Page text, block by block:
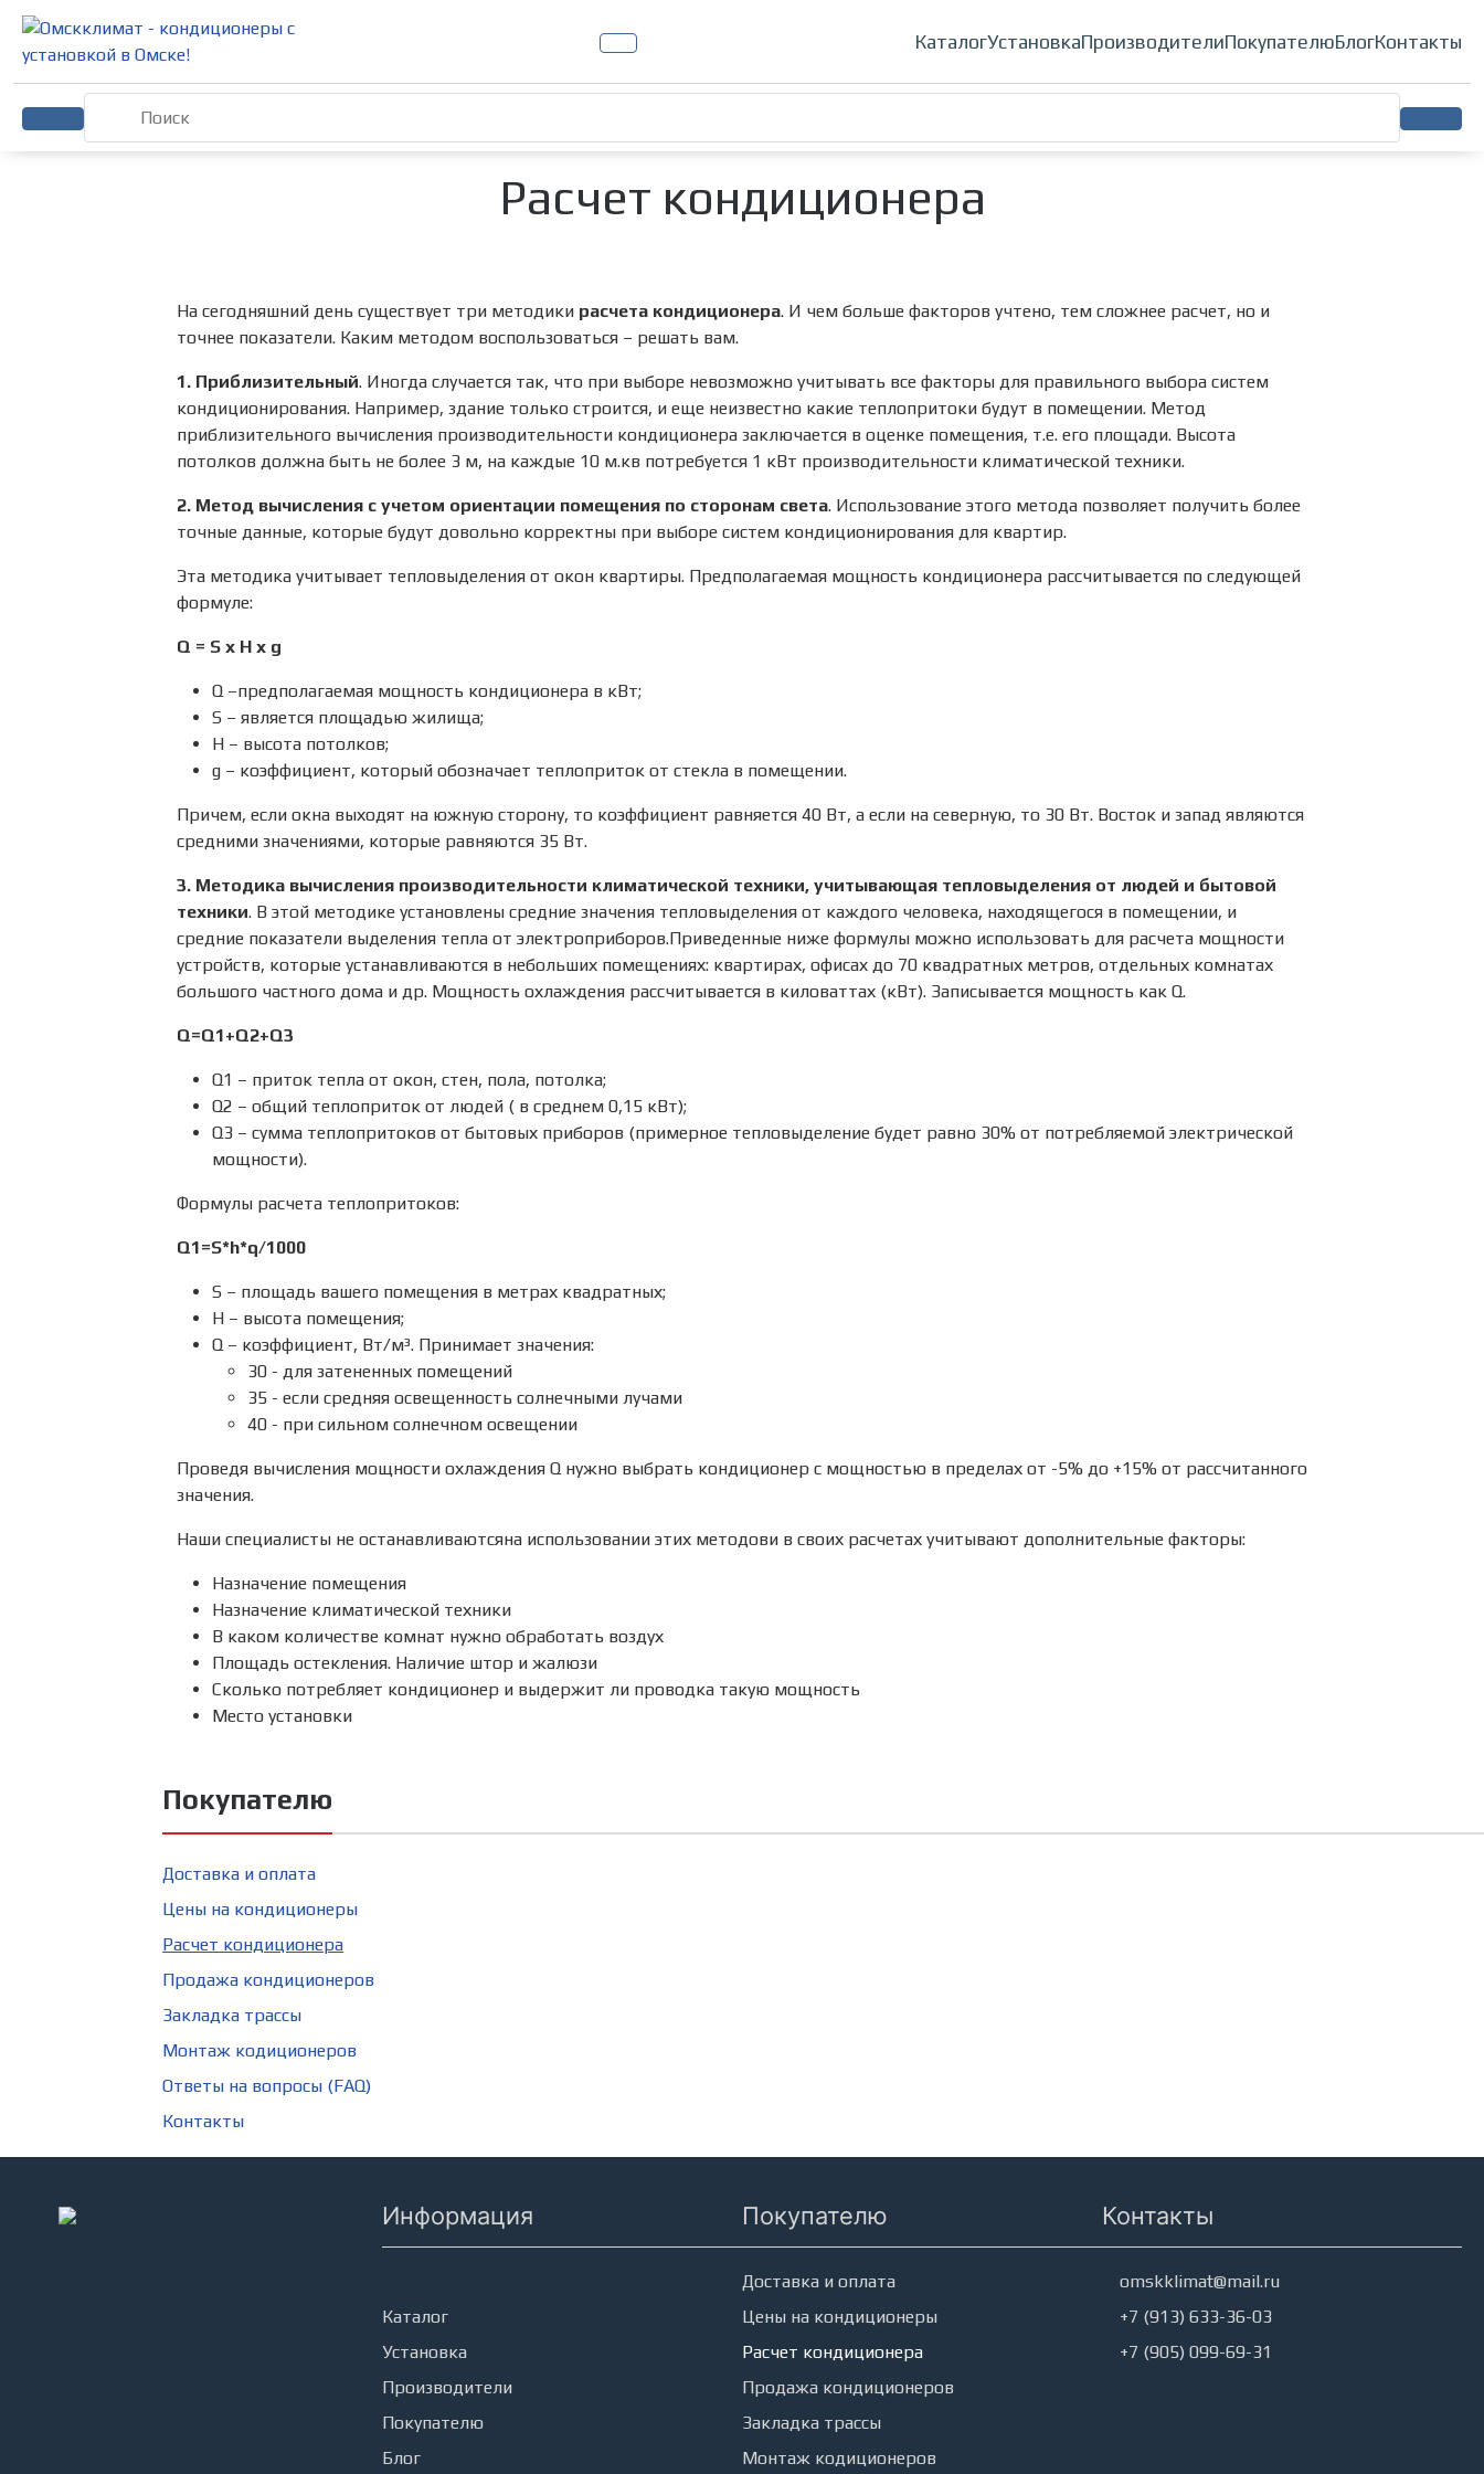
Кондиционеры
КаталогУстановкаПроизводителиПокупателюБлогКонтакты
Расчет кондиционера
На сегодняшний день существует три методики расчета кондиционера. И чем больше факторов учтено, тем сложнее расчет, но и
точнее показатели. Каким методом воспользоваться – решать вам.
1. Приблизительный. Иногда случается так, что при выборе невозможно учитывать все факторы для правильного выбора систем
кондиционирования. Например, здание только строится, и еще неизвестно какие теплопритоки будут в помещении. Метод
приблизительного вычисления производительности кондиционера заключается в оценке помещения, т.е. его площади. Высота
потолков должна быть не более 3 м, на каждые 10 м.кв потребуется 1 кВт производительности климатической техники.
2. Метод вычисления с учетом ориентации помещения по сторонам света. Использование этого метода позволяет получить более
точные данные, которые будут довольно корректны при выборе систем кондиционирования для квартир.
Эта методика учитывает тепловыделения от окон квартиры. Предполагаемая мощность кондиционера рассчитывается по следующей
формуле:
Q = S х H х g
Q –предполагаемая мощность кондиционера в кВт;
S – является площадью жилища;
H – высота потолков;
g – коэффициент, который обозначает теплоприток от стекла в помещении.
Причем, если окна выходят на южную сторону, то коэффициент равняется 40 Вт, а если на северную, то 30 Вт. Восток и запад являются
средними значениями, которые равняются 35 Вт.
3. Методика вычисления производительности климатической техники, учитывающая тепловыделения от людей и бытовой
техники. В этой методике установлены средние значения тепловыделения от каждого человека, находящегося в помещении, и
средние показатели выделения тепла от электроприборов.Приведенные ниже формулы можно использовать для расчета мощности
устройств, которые устанавливаются в небольших помещениях: квартирах, офисах до 70 квадратных метров, отдельных комнатах
большого частного дома и др. Мощность охлаждения рассчитывается в киловаттах (кВт). Записывается мощность как Q.
Q=Q1+Q2+Q3
Q1 – приток тепла от окон, стен, пола, потолка;
Q2 – общий теплоприток от людей ( в среднем 0,15 кВт);
Q3 – сумма теплопритоков от бытовых приборов (примерное тепловыделение будет равно 30% от потребляемой электрической
мощности).
Формулы расчета теплопритоков:
Q1=S*h*q/1000
S – площадь вашего помещения в метрах квадратных;
H – высота помещения;
Q – коэффициент, Вт/м³. Принимает значения:
30 - для затененных помещений
35 - если средняя освещенность солнечными лучами
40 - при сильном солнечном освещении
Проведя вычисления мощности охлаждения Q нужно выбрать кондиционер с мощностью в пределах от -5% до +15% от рассчитанного
значения.
Наши специалисты не останавливаютсяна использовании этих методови в своих расчетах учитывают дополнительные факторы:
Назначение помещения
Назначение климатической техники
В каком количестве комнат нужно обработать воздух
Площадь остекления. Наличие штор и жалюзи
Сколько потребляет кондиционер и выдержит ли проводка такую мощность
Место установки
Покупателю
Доставка и оплата
Цены на кондиционеры
Расчет кондиционера
Продажа кондиционеров
Закладка трассы
Монтаж кодиционеров
Ответы на вопросы (FAQ)
Контакты
Информация
Каталог
Установка
Производители
Покупателю
Блог
Покупателю
Доставка и оплата
Цены на кондиционеры
Расчет кондиционера
Продажа кондиционеров
Закладка трассы
Монтаж кодиционеров
Контакты
omskklimat@mail.ru
+7 (913) 633-36-03
+7 (905) 099-69-31